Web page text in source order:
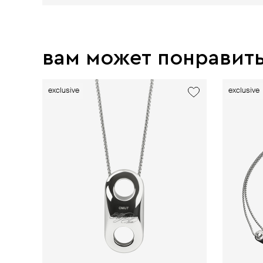
вам может
exclusive exclusive
exclusive exclusive
exclusive exclusive
exclusive exclusive